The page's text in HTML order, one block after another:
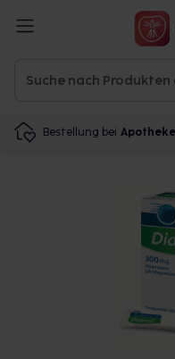
Bestellung bei